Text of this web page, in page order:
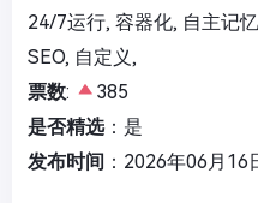
24/7运行, 容器化, 自主记
SEO, 自定义,
票数:
385
是否精选：是
发布时间 ：2026年06月